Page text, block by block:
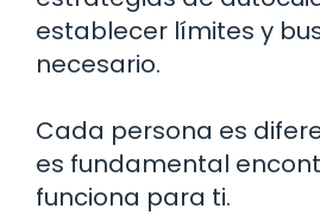
establecer límites y
necesario.
Cada persona es
es fundamental
funciona para ti.